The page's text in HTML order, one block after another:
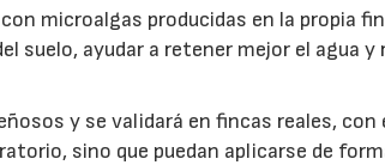
microalgas producidas en la propia
suelo, ayudar a retener mejor el agua y
y se validará en fincas reales, con
sino que puedan aplicarse de